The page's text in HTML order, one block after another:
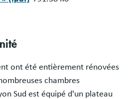
ont été entièrement rénovées
chambres
Sud est équipé d'un plateau